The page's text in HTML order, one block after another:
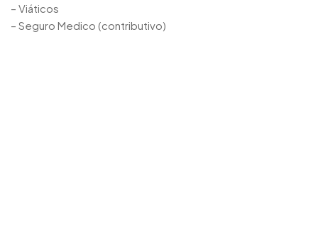
– Viáticos
– Seguro Medico (contributivo)